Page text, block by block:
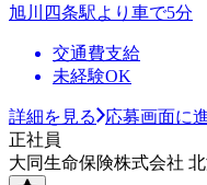
旭川四条駅より車で5分
交通費支給
未経験OK
詳細を見る
応募画面に
正社員
大同生命保険株式会社